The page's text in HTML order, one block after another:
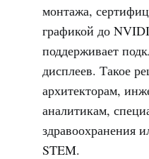
монтажа,
графикой до
поддерживает
дисплеев. Такое
архитекторам,
аналитикам,
здравоохранения
STEM.